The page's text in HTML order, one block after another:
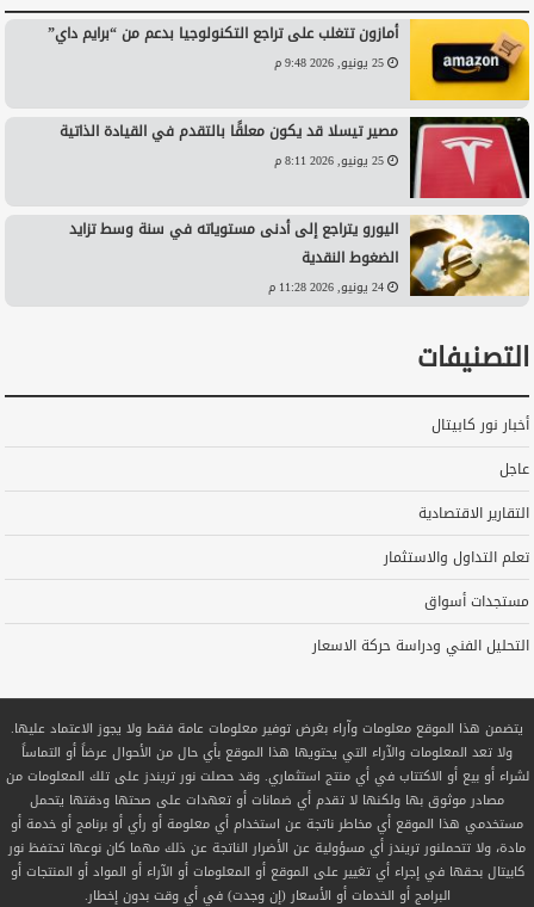
أمازون تتغلب على تراجع التكنولوجيا بدعم من “برايم داي”
25 يونيو, 2026 9:48 م
مصير تيسلا قد يكون معلقًا بالتقدم في القيادة الذاتية
25 يونيو, 2026 8:11 م
اليورو يتراجع إلى أدنى مستوياته في سنة وسط تزايد
الضغوط النقدية
24 يونيو, 2026 11:28 م
التصنيفات
أخبار نور كابيتال
عاجل
التقارير الاقتصادية
تعلم التداول والاستثمار
مستجدات أسواق
التحليل الفني ودراسة حركة الاسعار
يتضمن هذا الموقع معلومات وآراء بغرض توفير معلومات عامة فقط ولا يجوز الاعتماد عليها.
ولا تعد المعلومات والآراء التي يحتويها هذا الموقع بأي حال من الأحوال عرضاً أو التماساً
لشراء أو بيع أو الاكتتاب في أي منتج استثماري. وقد حصلت نور تريندز على تلك المعلومات من
مصادر موثوق بها ولكنها لا تقدم أي ضمانات أو تعهدات على صحتها ودقتها يتحمل
مستخدمي هذا الموقع أي مخاطر ناتجة عن استخدام أي معلومة أو رأي أو برنامج أو خدمة أو
مادة، ولا تتحملنور تريندز أي مسؤولية عن الأضرار الناتجة عن ذلك مهما كان نوعها تحتفظ نور
كابيتال بحقها في إجراء أي تغيير على الموقع أو المعلومات أو الآراء أو المواد أو المنتجات أو
البرامج أو الخدمات أو الأسعار (إن وجدت) في أي وقت بدون إخطار.